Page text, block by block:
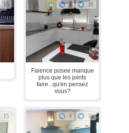
16 2 16
Faience posee manque
plus que les joints
faire...qu'en pensez
vous?
15 4 15